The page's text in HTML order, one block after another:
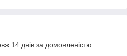
14 днів за домовленістю